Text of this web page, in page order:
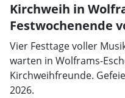
Kirchweih in
Festwochenende
Vier Festtage voller
warten in Wolframs-
Kirchweihfreunde.
2026.